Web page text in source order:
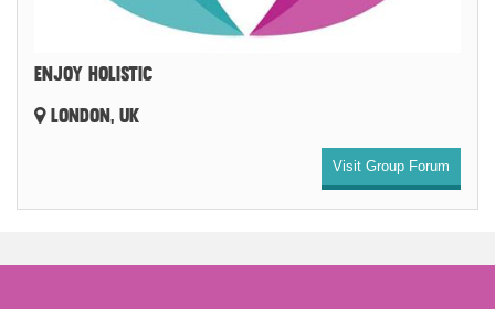
ENJOY HOLISTIC
LONDON, UK
Visit Group Forum